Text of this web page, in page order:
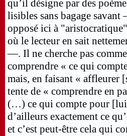
qu’il désigne par des
lisibles sans bagage
opposé ici à
où le lecteur en sait
—. Il ne cherche pas
comprendre « ce qui
mais, en faisant « affleurer
tente de « comprendre en
(…) ce qui compte pour
d’ailleurs exactement ce
et c’est peut-être cela qui